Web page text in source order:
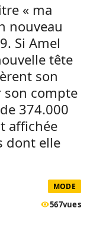
« ma
nouveau
Si Amel
tête
son
son compte
374.000
affichée
dont elle
MODE
567vues